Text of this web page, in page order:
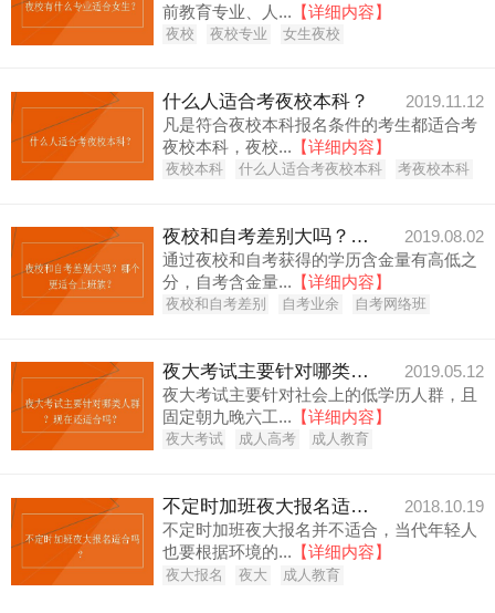
前教育专业、人... 【详细内容】
夜校 夜校专业 女生夜校
什么人适合考夜校本科？
2019.11.12
凡是符合夜校本科报名条件的考生都适合考
夜校本科，夜校... 【详细内容】
夜校本科 什么人适合考夜校本科 考夜校本科
夜校和自考差别大吗？哪个更适合上班族？
2019.08.02
通过夜校和自考获得的学历含金量有高低之
分，自考含金量... 【详细内容】
夜校和自考差别 自考业余 自考网络班
夜大考试主要针对哪类人群？现在还适合吗？
2019.05.12
夜大考试主要针对社会上的低学历人群，且
固定朝九晚六工... 【详细内容】
夜大考试 成人高考 成人教育
不定时加班夜大报名适合吗？
2018.10.19
不定时加班夜大报名并不适合，当代年轻人
也要根据环境的... 【详细内容】
夜大报名 夜大 成人教育